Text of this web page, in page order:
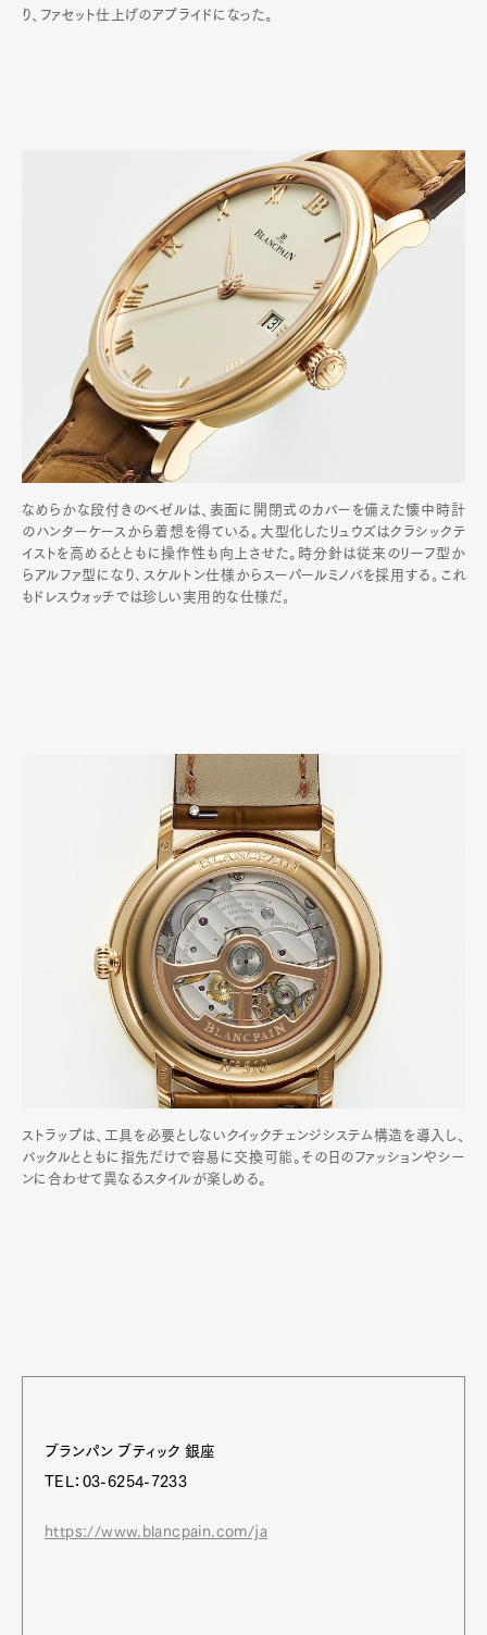
り、ファセット仕上げのアプライドになった。
なめらかな段付きのベゼルは、表面に開閉式のカバーを備えた懐中時計
のハンターケースから着想を得ている。大型化したリュウズはクラシックテ
イストを高めるとともに操作性も向上させた。時分針は従来のリーフ型か
らアルファ型になり､スケルトン仕様からスーパールミノバを採用する｡これ
もドレスウォッチでは珍しい実用的な仕様だ｡
ストラップは、工具を必要としないクイックチェンジシステム構造を導入し、
バックルとともに指先だけで容易に交換可能。その日のファッションやシー
ンに合わせて異なるスタイルが楽しめる。
ブランパン ブティック 銀座
TEL：03-6254-7233
https://www.blancpain.com/ja